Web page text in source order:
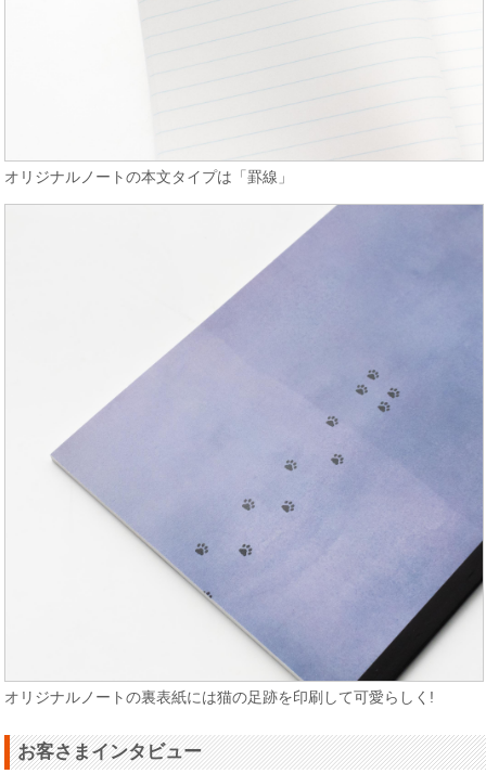
オリジナルノートの本文タイプは「罫線」
オリジナルノートの裏表紙には猫の足跡を印刷して可愛らしく!
お客さまインタビュー